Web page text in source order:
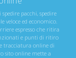
pacchi, spedire
veloce ed economico.
espresso che ritira
e punti di ritiro
tracciatura online di
sito online mette a